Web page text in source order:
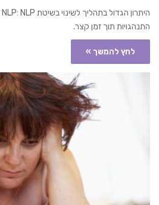
התנהגויות תוך זמן קצר.
לחץ להמשך »